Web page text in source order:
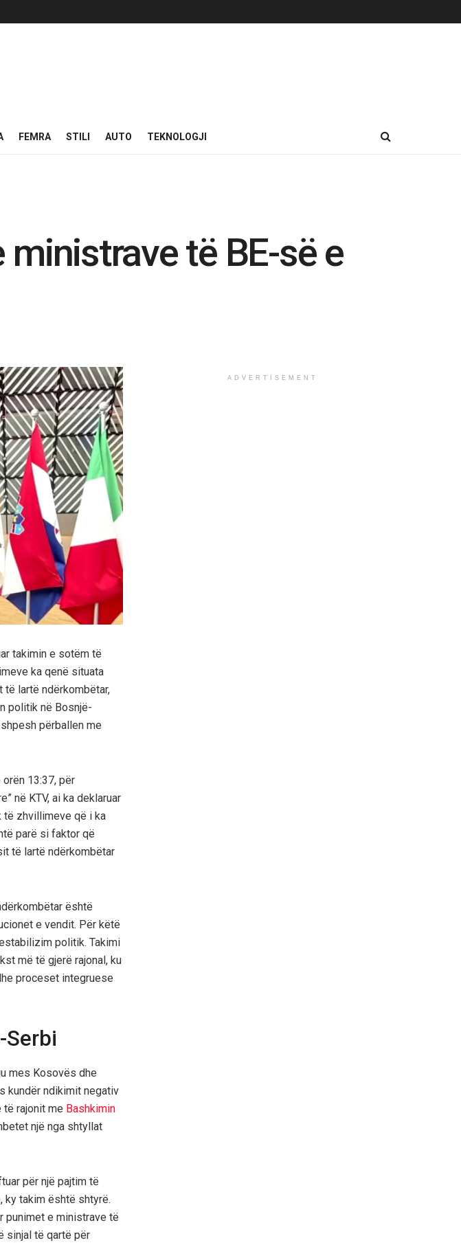
FEMRA STILI AUTO TEKNOLOGJI
të BE-së e
takimin e sotëm të
ka qenë situata
lartë ndërkombëtar,
politik në Bosnjë-
përballen me
13:37, për
në KTV, ai ka deklaruar
të zhvillimeve që i ka
parë si faktor që
të lartë ndërkombëtar
është
e vendit. Për këtë
politik. Takimi
më të gjerë rajonal, ku
proceset integruese
mes Kosovës dhe
kundër ndikimit negativ
të rajonit me Bashkimin
një nga shtyllat
për një pajtim të
ky takim është shtyrë.
punimet e ministrave të
sinjal të qartë për
ADVERTISEMENT